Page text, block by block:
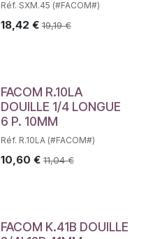
Réf. SXM.45 (#FACOM#)
18,42 € 19,19€
FACOM R.10LA
DOUILLE 1/4 LONGUE
6 P. 10MM
Réf. R.10LA (#FACOM#)
10,60 € 11,04€
FACOM K.41B DOUILLE